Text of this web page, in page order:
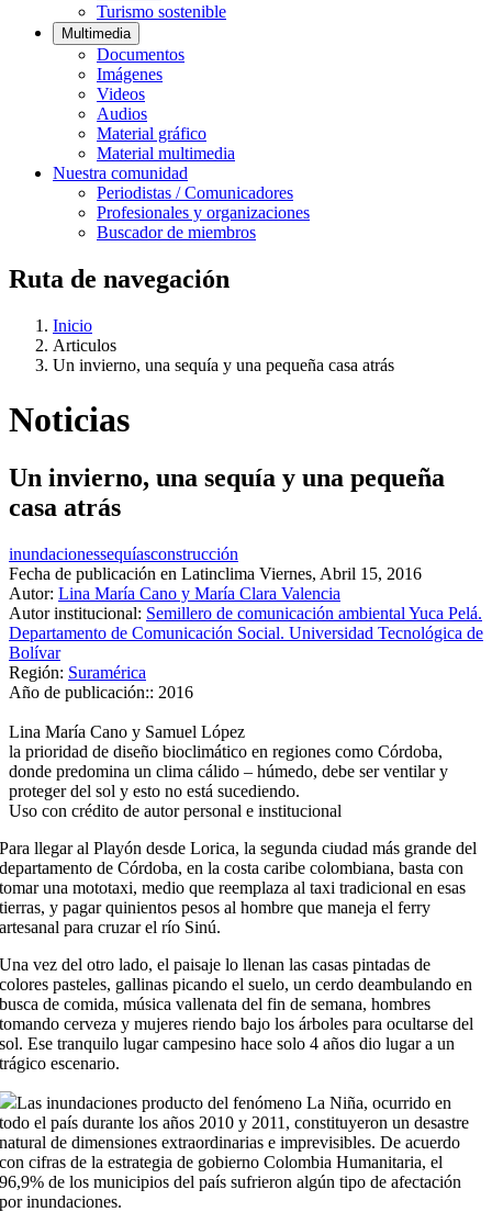
Turismo sostenible
Multimedia
Documentos
Imágenes
Videos
Audios
Material gráfico
Material multimedia
Nuestra comunidad
Periodistas / Comunicadores
Profesionales y organizaciones
Buscador de miembros
Ruta de navegación
Inicio
Articulos
Un invierno, una sequía y una pequeña casa atrás
Noticias
Un invierno, una sequía y una pequeña
casa atrás
inundacionessequíasconstrucción
Fecha de publicación en Latinclima Viernes, Abril 15, 2016
Autor: Lina María Cano y María Clara Valencia
Autor institucional: Semillero de comunicación ambiental Yuca Pelá.
Departamento de Comunicación Social. Universidad Tecnológica de
Bolívar
Región: Suramérica
Año de publicación:: 2016
Lina María Cano y Samuel López
la prioridad de diseño bioclimático en regiones como Córdoba,
donde predomina un clima cálido – húmedo, debe ser ventilar y
proteger del sol y esto no está sucediendo.
Uso con crédito de autor personal e institucional
llegar al Playón desde Lorica, la segunda ciudad más grande del
de Córdoba, en la costa caribe colombiana, basta con
una mototaxi, medio que reemplaza al taxi tradicional en esas
y pagar quinientos pesos al hombre que maneja el ferry
para cruzar el río Sinú.
vez del otro lado, el paisaje lo llenan las casas pintadas de
pasteles, gallinas picando el suelo, un cerdo deambulando en
de comida, música vallenata del fin de semana, hombres
cerveza y mujeres riendo bajo los árboles para ocultarse del
Ese tranquilo lugar campesino hace solo 4 años dio lugar a un
escenario.
Las inundaciones producto del fenómeno La Niña, ocurrido en
el país durante los años 2010 y 2011, constituyeron un desastre
de dimensiones extraordinarias e imprevisibles. De acuerdo
cifras de la estrategia de gobierno Colombia Humanitaria, el
de los municipios del país sufrieron algún tipo de afectación
inundaciones.